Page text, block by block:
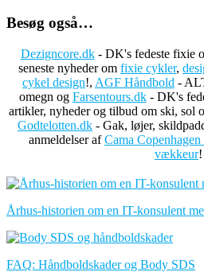
Besøg også…
Dezigncore.dk- DK's fedeste fixie
seneste nyheder om fixie cykler,
cykel design!, AGF Håndbold -
omegn og Farsentours.dk- DK's
artikler, nyheder og tilbud om ski, sol
Godtelotten.dk - Gak, løjer,
anmeldelser afCama Copenhagen
vækkeur!
Århus-historien om en IT-konsulent
FAQ: Håndboldskader og Body SDS